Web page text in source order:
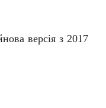
версія з 2017